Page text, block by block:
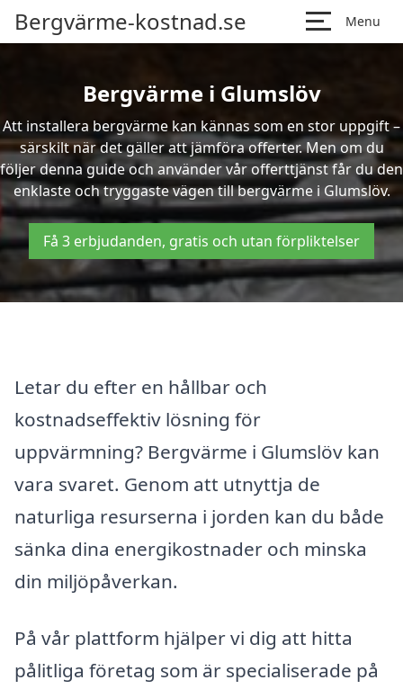
Bergvärme-kostnad.se Menu
Bergvärme i Glumslöv
Att installera bergvärme kan kännas som en stor uppgift –
särskilt när det gäller att jämföra offerter. Men om du
följer denna guide och använder vår offerttjänst får du den
enklaste och tryggaste vägen till bergvärme i Glumslöv.
Få 3 erbjudanden, gratis och utan förpliktelser
Letar du efter en hållbar och
kostnadseffektiv lösning för
uppvärmning? Bergvärme i Glumslöv kan
vara svaret. Genom att utnyttja de
naturliga resurserna i jorden kan du både
sänka dina energikostnader och minska
din miljöpåverkan.
På vår plattform hjälper vi dig att hitta
pålitliga företag som är specialiserade på